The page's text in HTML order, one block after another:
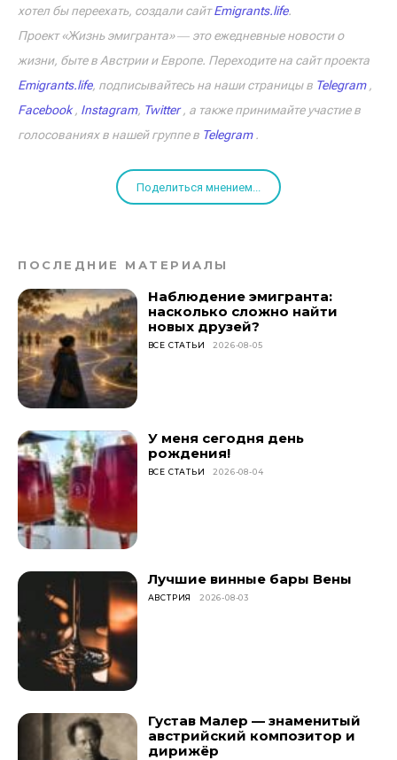
хотел бы переехать, создали сайтEmigrants.life.
Проект «Жизнь эмигранта» ― это ежедневные новости о
жизни, быте в Австрии и Европе. Переходите на сайт проекта
Emigrants.life, подписывайтесь на наши страницы в Telegram,
Facebook, Instagram, Twitter, а также принимайте участие в
голосованиях в нашей группе в Telegram.
Поделиться мнением...
ПОСЛЕДНИЕ МАТЕРИАЛЫ
Наблюдение эмигранта:
насколько сложно найти
новых друзей?
ВСЕ СТАТЬИ 2026-08-05
У меня сегодня день
рождения!
ВСЕ СТАТЬИ 2026-08-04
Лучшие винные бары Вены
АВСТРИЯ 2026-08-03
Густав Малер — знаменитый
австрийский композитор и
дирижёр